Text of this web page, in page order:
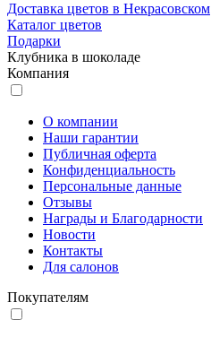
Доставка цветов в Некрасовском
Каталог цветов
Подарки
Клубника в шоколаде
Компания
О компании
Наши гарантии
Публичная оферта
Конфиденциальность
Персональные данные
Отзывы
Награды и Благодарности
Новости
Контакты
Для салонов
Покупателям